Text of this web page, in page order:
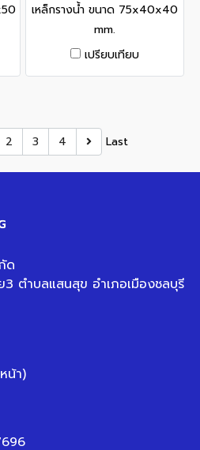
เหล็กรางน้ำ ขนาด 75x40x40
mm.
เปรียบเทียบ
2 3 4 Last
ด
ตำบลแสนสุข อำเภอเมืองชลบุรี
น้า)